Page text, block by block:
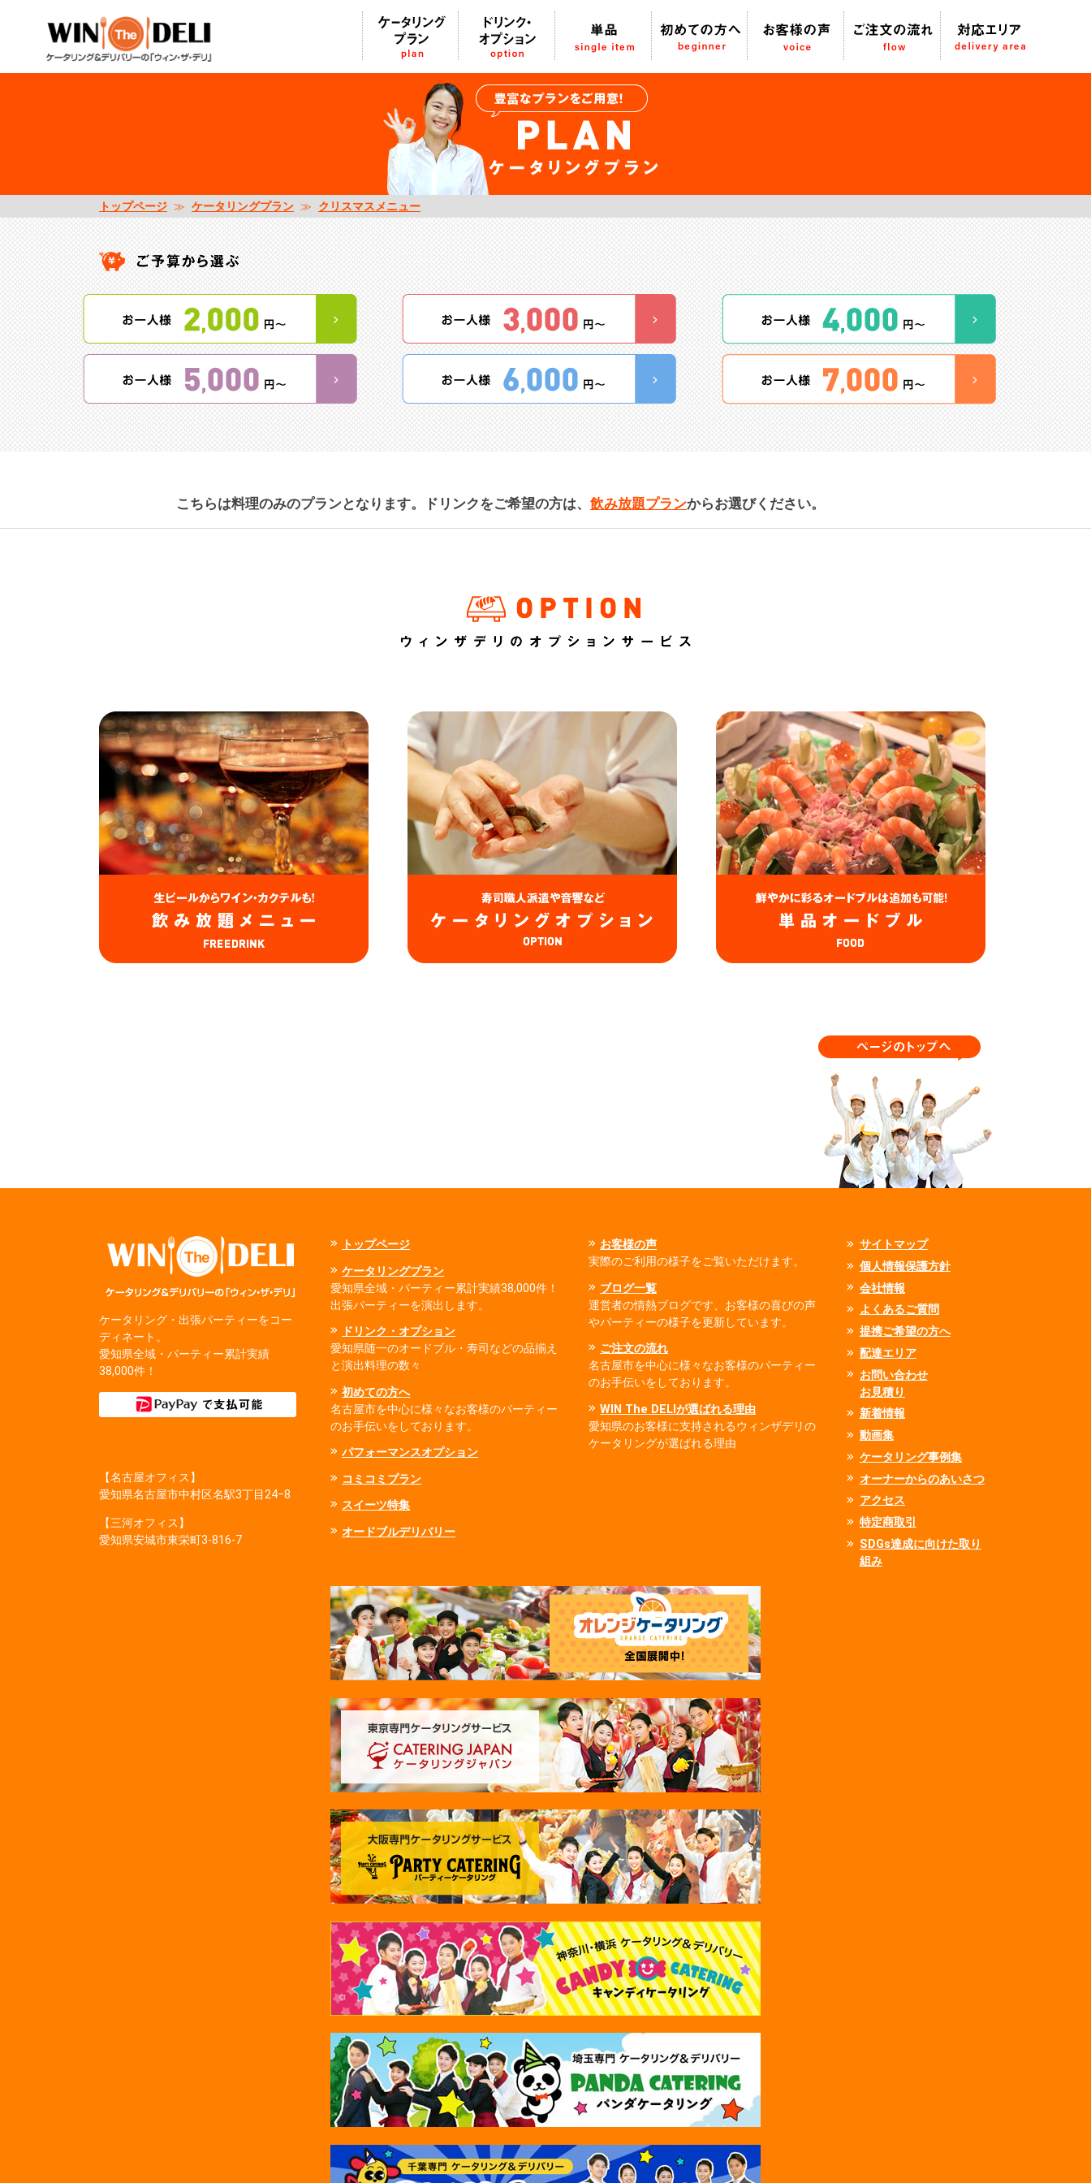
トップページ ≫ ケータリングプラン ≫ クリスマスメニュー
こちらは料理のみのプランとなります。ドリンクをご希望の方は、 飲み放題プランからお選びください。
トップページ
ケータリングプラン
愛知県全域・パーティー累計実績38,000件！
出張パーティーを演出します。
ドリンク・オプション
愛知県随一のオードブル・寿司などの品揃え
と演出料理の数々
初めての方へ
名古屋市を中心に様々なお客様のパーティー
のお手伝いをしております。
パフォーマンスオプション
コミコミプラン
スイーツ特集
オードブルデリバリー
お客様の声
実際のご利用の様子をご覧いただけます。
ブログ一覧
運営者の情熱ブログです、お客様の喜びの声
やパーティーの様子を更新しています。
ご注文の流れ
名古屋市を中心に様々なお客様のパーティー
のお手伝いをしております。
WIN The DELIが選ばれる理由
愛知県のお客様に支持されるウィンザデリの
ケータリングが選ばれる理由
サイトマップ
個人情報保護方針
会社情報
よくあるご質問
提携ご希望の方へ
配達エリア
お問い合わせ
お見積り
新着情報
動画集
ケータリング事例集
オーナーからのあいさつ
アクセス
特定商取引
SDGs達成に向けた取り
組み
ケータリング・出張パーティーをコー
ディネート。
愛知県全域・パーティー累計実績
38,000件！
【名古屋オフィス】
愛知県名古屋市中村区名駅3丁目24−8
【三河オフィス】
愛知県安城市東栄町3‐816‐7